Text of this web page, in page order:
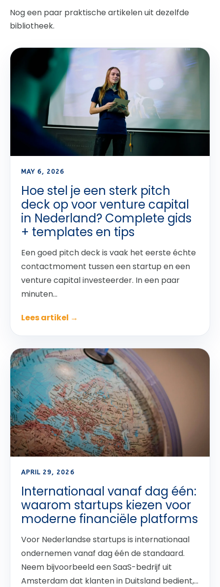
Nog een paar praktische artikelen uit dezelfde
bibliotheek.
MAY 6, 2026
Hoe stel je een sterk pitch
deck op voor venture capital
in Nederland? Complete gids
+ templates en tips
Een goed pitch deck is vaak het eerste échte
contactmoment tussen een startup en een
venture capital investeerder. In een paar
minuten...
Lees artikel →
APRIL 29, 2026
Internationaal vanaf dag één:
waarom startups kiezen voor
moderne financiële platforms
Voor Nederlandse startups is internationaal
ondernemen vanaf dag één de standaard.
Neem bijvoorbeeld een SaaS-bedrijf uit
Amsterdam dat klanten in Duitsland bedient,...